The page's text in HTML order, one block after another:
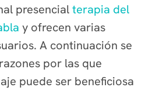
presencialterapia del
y ofrecen varias
A continuación se
por las que
puede ser beneficiosa